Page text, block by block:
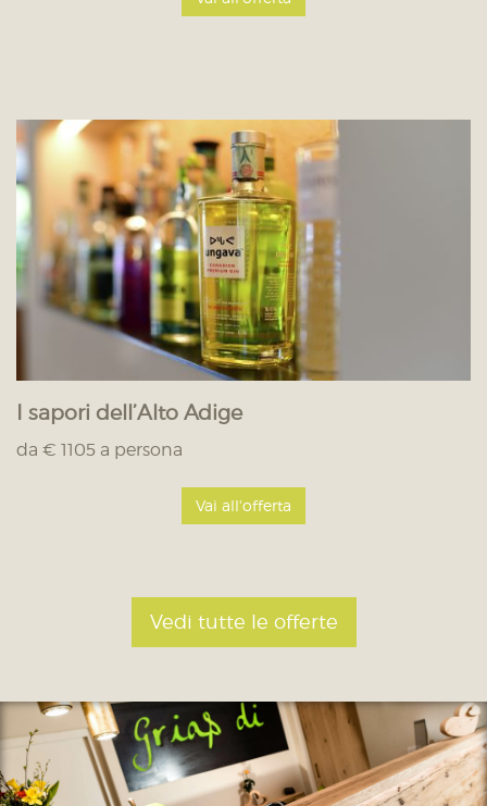
I sapori dell’Alto Adige
da € 1105 a persona
Vai all'offerta
Vedi tutte le offerte